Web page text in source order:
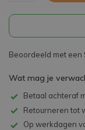
Beoordeeld met een
Wat mag je
Betaal achteraf
Retourneren tot
Op werkdagen